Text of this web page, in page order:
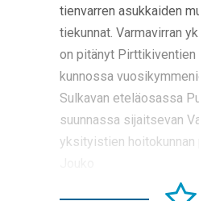
tienvarren asukkaiden
tiekunnat. Varmavirran
on pitänyt
kunnossa
Sulkavan eteläosassa
suunnassa sijaitsevan
yksityistien hoitokunnan